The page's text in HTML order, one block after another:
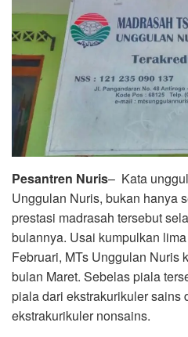
Pesantren Nuris– Kata
Unggulan Nuris, bukan hanya
prestasi madrasah tersebut
bulannya. Usai kumpulkan
Februari, MTs Unggulan Nuris
bulan Maret. Sebelas piala
piala dari ekstrakurikuler sains
ekstrakurikuler nonsains.